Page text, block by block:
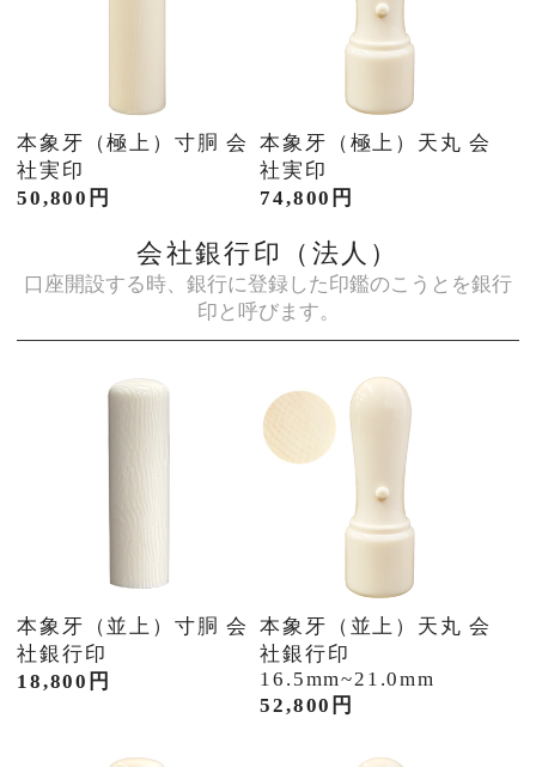
本象牙（極上）寸胴 会
社実印
50,800円
本象牙（極上）天丸 会
社実印
74,800円
会社銀行印（法人）
口座開設する時、銀行に登録した印鑑のこうとを銀行
印と呼びます。
本象牙（並上）寸胴 会
社銀行印
18,800円
本象牙（並上）天丸 会
社銀行印
16.5mm~21.0mm
52,800円